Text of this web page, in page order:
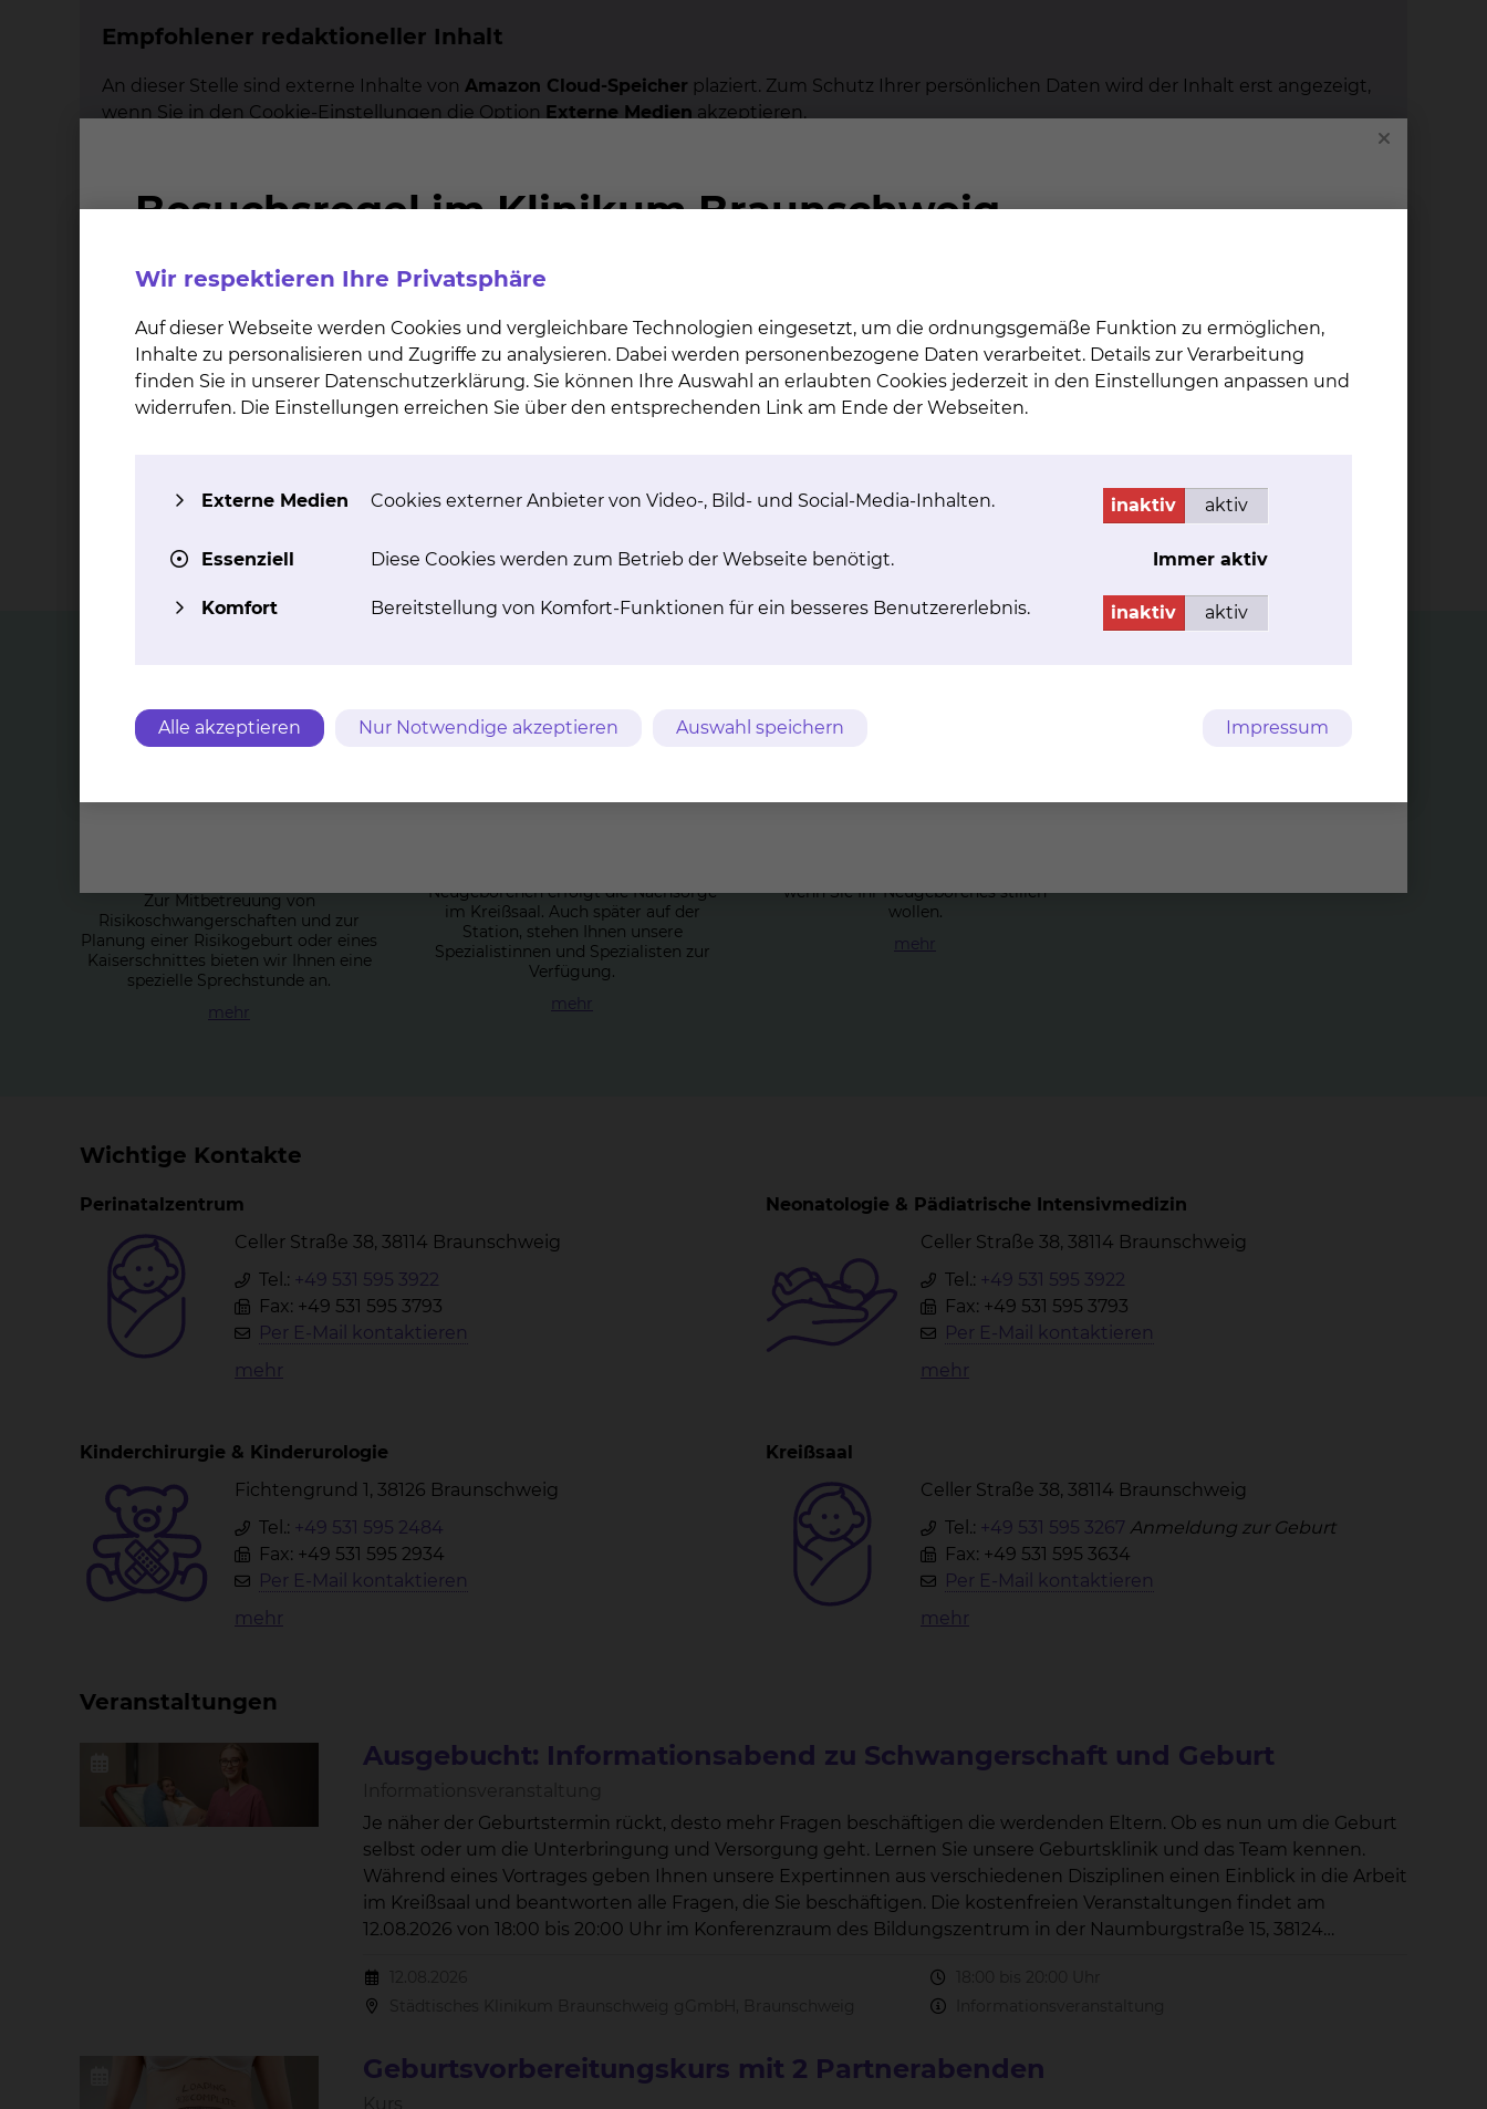
Empfohlener redaktioneller Inhalt
An dieser Stelle sind externe Inhalte von Amazon Cloud-Speicher plaziert. Zum Schutz Ihrer persönlichen Daten wird der Inhalt erst angezeigt,
wenn Sie in den Cookie-Einstellungen die Option Externe Medien akzeptieren.
Sie können sich u.a. bei den folgenden Themen an uns wenden
Schwangerschaft
Risikoschwangerschaft
Geburtsvorbereitung
Schwangere werden jährlich vor, während
versorgt
Kinder pro Jahr erblicken das Licht der Welt in
Kreißsäle und 73 vollstationäre Betten
Zur Mitbetreuung von
Risikoschwangerschaften und zur
Planung einer Risikogeburt oder eines
Kaiserschnittes bieten wir Ihnen eine
spezielle Sprechstunde an.
mehr
Neugeborenen erfolgt die Nachsorge
im Kreißsaal. Auch später auf der
Station, stehen Ihnen unsere
Spezialistinnen und Spezialisten zur
Verfügung.
mehr
wenn Sie Ihr Neugeborenes stillen
wollen.
mehr
Wichtige Kontakte
Perinatalzentrum
Celler Straße 38, 38114 Braunschweig
Tel.: +49 531 595 3922
Fax: +49 531 595 3793
Per E-Mail kontaktieren
mehr
Neonatologie & Pädiatrische Intensivmedizin
Celler Straße 38, 38114 Braunschweig
Tel.: +49 531 595 3922
Fax: +49 531 595 3793
Per E-Mail kontaktieren
mehr
Kinderchirurgie & Kinderurologie
Fichtengrund 1, 38126 Braunschweig
Tel.: +49 531 595 2484
Fax: +49 531 595 2934
Per E-Mail kontaktieren
mehr
Kreißsaal
Celler Straße 38, 38114 Braunschweig
Tel.: +49 531 595 3267 Anmeldung zur Geburt
Fax: +49 531 595 3634
Per E-Mail kontaktieren
mehr
Veranstaltungen
Ausgebucht: Informationsabend zu Schwangerschaft und Geburt
Je näher der Geburtstermin rückt, desto mehr Fragen beschäftigen die werdenden Eltern. Ob es nun um die Geburt
selbst oder um die Unterbringung und Versorgung geht. Lernen Sie unsere Geburtsklinik und das Team kennen.
Während eines Vortrages geben Ihnen unsere Expertinnen aus verschiedenen Disziplinen einen Einblick in die Arbeit
im Kreißsaal und beantworten alle Fragen, die Sie beschäftigen. Die kostenfreien Veranstaltungen findet am
12.08.2026 von 18:00 bis 20:00 Uhr im Konferenzraum des Bildungszentrum in der Naumburgstraße 15, 38124
Geburtsvorbereitungskurs mit 2 Partnerabenden
Wir respektieren Ihre Privatsphäre
Auf dieser Webseite werden Cookies und vergleichbare Technologien eingesetzt, um die ordnungsgemäße Funktion zu ermöglichen,
Inhalte zu personalisieren und Zugriffe zu analysieren. Dabei werden personenbezogene Daten verarbeitet. Details zur Verarbeitung
finden Sie in unserer Datenschutzerklärung. Sie können Ihre Auswahl an erlaubten Cookies jederzeit in den Einstellungen anpassen und
widerrufen. Die Einstellungen erreichen Sie über den entsprechenden Link am Ende der Webseiten.
Externe Medien Cookies externer Anbieter von Video-, Bild- und Social-Media-Inhalten. inaktiv aktiv
Essenziell Diese Cookies werden zum Betrieb der Webseite benötigt. Immer aktiv
Komfort Bereitstellung von Komfort-Funktionen für ein besseres Benutzererlebnis. inaktiv aktiv
Alle akzeptieren Nur Notwendige akzeptieren Auswahl speichern Impressum